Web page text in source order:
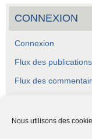
Nous utilisons des
CONNEXION
Connexion
Flux des publications
Flux des